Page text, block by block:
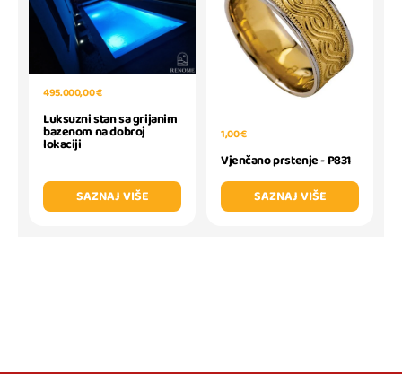
495.000,00 €
Luksuzni stan sa grijanim
bazenom na dobroj
lokaciji
SAZNAJ VIŠE
1,00 €
Vjenčano prstenje - P831
SAZNAJ VIŠE